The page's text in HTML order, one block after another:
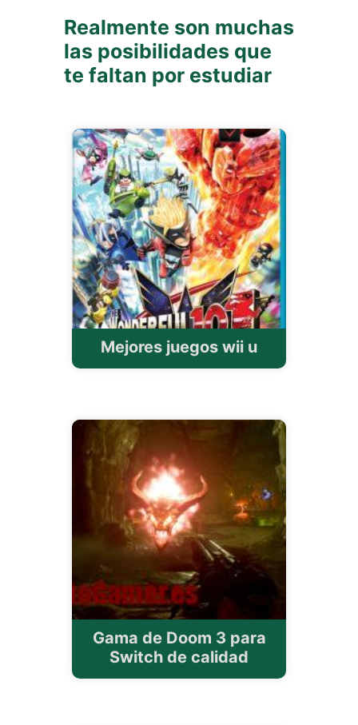
Realmente son muchas
las posibilidades que
te faltan por estudiar
Mejores juegos wii u
Gama de Doom 3 para
Switch de calidad